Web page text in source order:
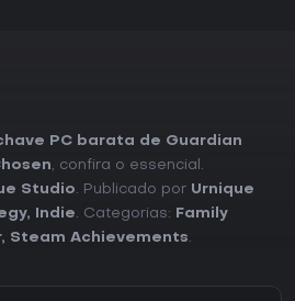
PC barata de Guardian
, confira o essencial.
Studio. Publicado por Urnique
, Indie. Categorias:
Family
, Steam Achievements.